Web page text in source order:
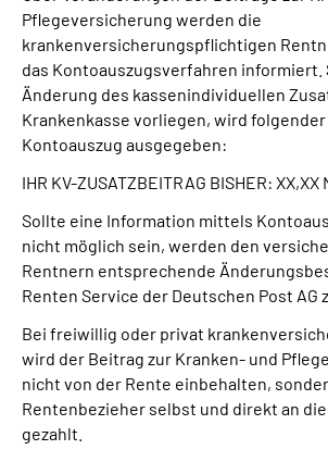
Pflegeversicherung werden die
krankenversicherungspflichtigen
das Kontoauszugsverfahren informiert.
Änderung des kassenindividuellen
Krankenkasse vorliegen, wird folgender
Kontoauszug ausgegeben:
IHR KV-ZUSATZBEITRAG BISHER: XX,XX
Sollte eine Information mittels
nicht möglich sein, werden den
Rentnern entsprechende
Renten Service der Deutschen Post AG
Bei freiwillig oder privat
wird der Beitrag zur Kranken- und
nicht von der Rente einbehalten,
Rentenbezieher selbst und direkt an
gezahlt.